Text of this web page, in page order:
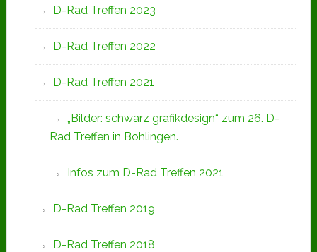
D-Rad Treffen 2023
D-Rad Treffen 2022
D-Rad Treffen 2021
„Bilder: schwarz grafikdesign“ zum 26. D-
Rad Treffen in Bohlingen.
Infos zum D-Rad Treffen 2021
D-Rad Treffen 2019
D-Rad Treffen 2018